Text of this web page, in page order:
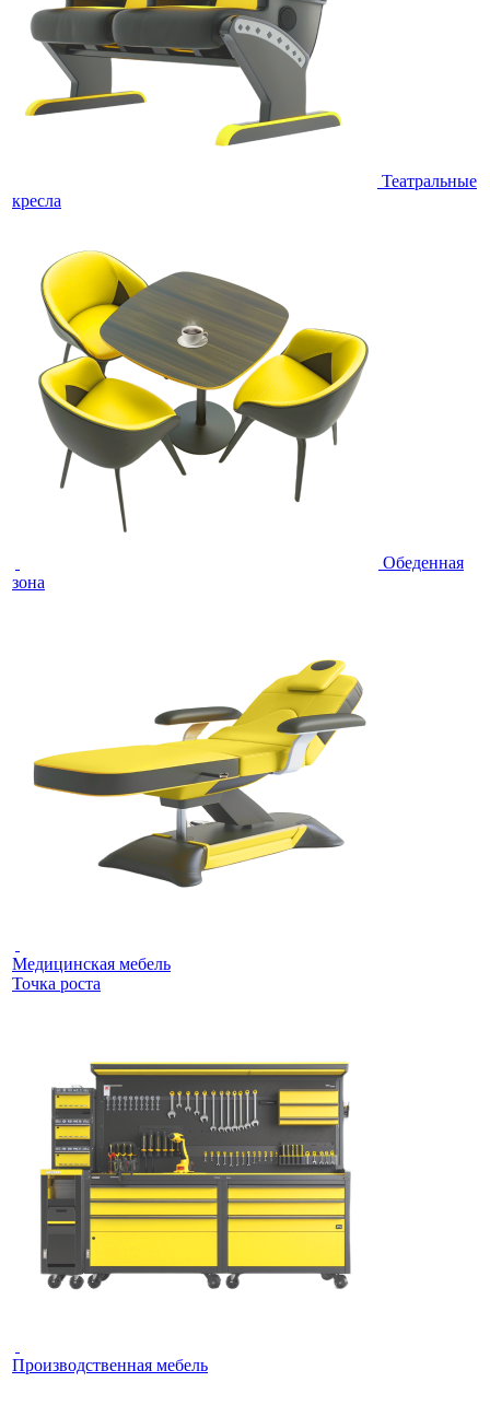
Театральные
кресла
Обеденная
зона
Медицинская мебель
Точка роста
Производственная мебель